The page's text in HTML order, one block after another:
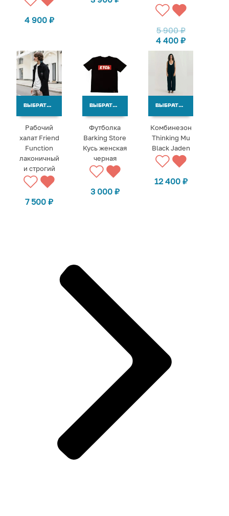
4 900 ₽
5 900₽
4 400₽
ВЫБРАТЬ ВАРИАНТЫ
Рабочий
халат Friend
Function
лаконичный
и строгий
7 500₽
ВЫБРАТЬ ВАРИАНТЫ
Футболка
Barking Store
Кусь женская
черная
3 000 ₽
ВЫБРАТЬ ВАРИАНТЫ
Комбинезон
Thinking Mu
Black Jaden
12 400 ₽